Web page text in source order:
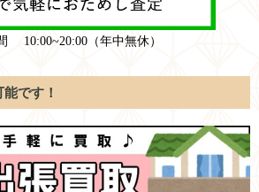
10:00~20:00（年中無休）
です！